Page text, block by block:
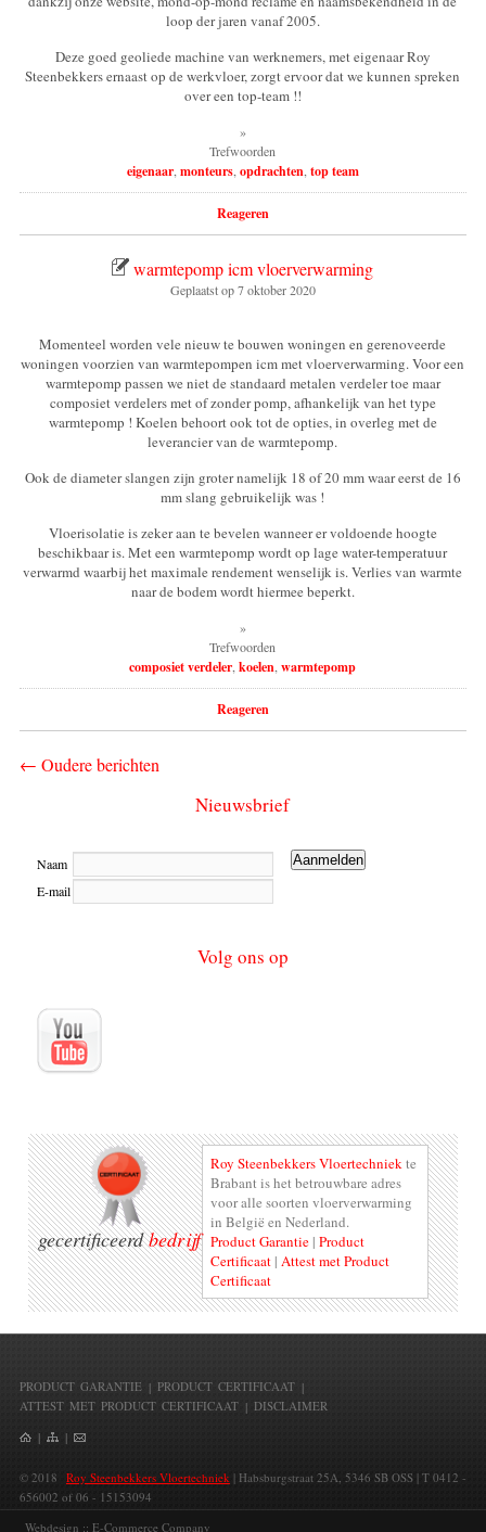
loop der jaren vanaf 2005.
Deze goed geoliede machine van werknemers, met eigenaar Roy
Steenbekkers ernaast op de werkvloer, zorgt ervoor dat we kunnen spreken
over een top-team !!
»
Trefwoorden
eigenaar, monteurs, opdrachten top team
Reageren
warmtepomp icm vloerverwarming
Geplaatst op7 oktober 2020
Momenteel worden vele nieuw te bouwen woningen en gerenoveerde
woningen voorzien van warmtepompen icm met vloerverwarming. Voor een
warmtepomp passen we niet de standaard metalen verdeler toe maar
composiet verdelers met of zonder pomp, afhankelijk van het type
warmtepomp ! Koelen behoort ook tot de opties, in overleg met de
leverancier van de warmtepomp.
Ook de diameter slangen zijn groter namelijk 18 of 20 mm waar eerst de 16
mm slang gebruikelijk was !
Vloerisolatie is zeker aan te bevelen wanneer er voldoende hoogte
beschikbaar is. Met een warmtepomp wordt op lage water-temperatuur
verwarmd waarbij het maximale rendement wenselijk is. Verlies van warmte
naar de bodem wordt hiermee beperkt.
»
Trefwoorden
composiet verdeler ,koelen ,warmtepomp
Reageren
← Oudere berichten
Nieuwsbrief
Naam
E-mail
Volg ons op
gecertificeerdbedrijf
Roy Steenbekkers Vloertechniekte
Brabant is het betrouwbare adres
voor alle soorten vloerverwarming
in België en Nederland.
Product Garantie |Product
Certificaat |Attest met Product
Certificaat
PRODUCT GARANTIE | PRODUCT CERTIFICAAT |
ATTEST MET PRODUCT CERTIFICAAT | DISCLAIMER
| |
© 2018 Roy Steenbekkers Vloertechniek| Habsburgstraat 25A, 5346 SB OSS | T 0412 -
656002 of 06 - 15153094
Webdesign :: E-Commerce Company